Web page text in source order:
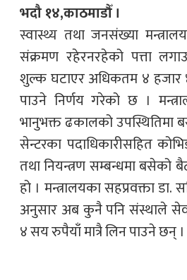
भदौ १४,काठमाडौँ ।
स्वास्थ्य तथा जनसंख्या
संक्रमण रहेरनरहेको पत्ता
शुल्क घटाएर अधिकतम ४ हजार
पाउने निर्णय गरेको छ ।
भानुभक्त ढकालको उपस्थितिमा
सेन्टरका पदाधिकारीसहित
तथा नियन्त्रण सम्बन्धमा बसेको
हो । मन्त्रालयका सहप्रवक्ता डा.
अनुसार अब कुनै पनि संस्थाले
४ सय रुपैयाँ मात्रै लिन पाउने छन् ।